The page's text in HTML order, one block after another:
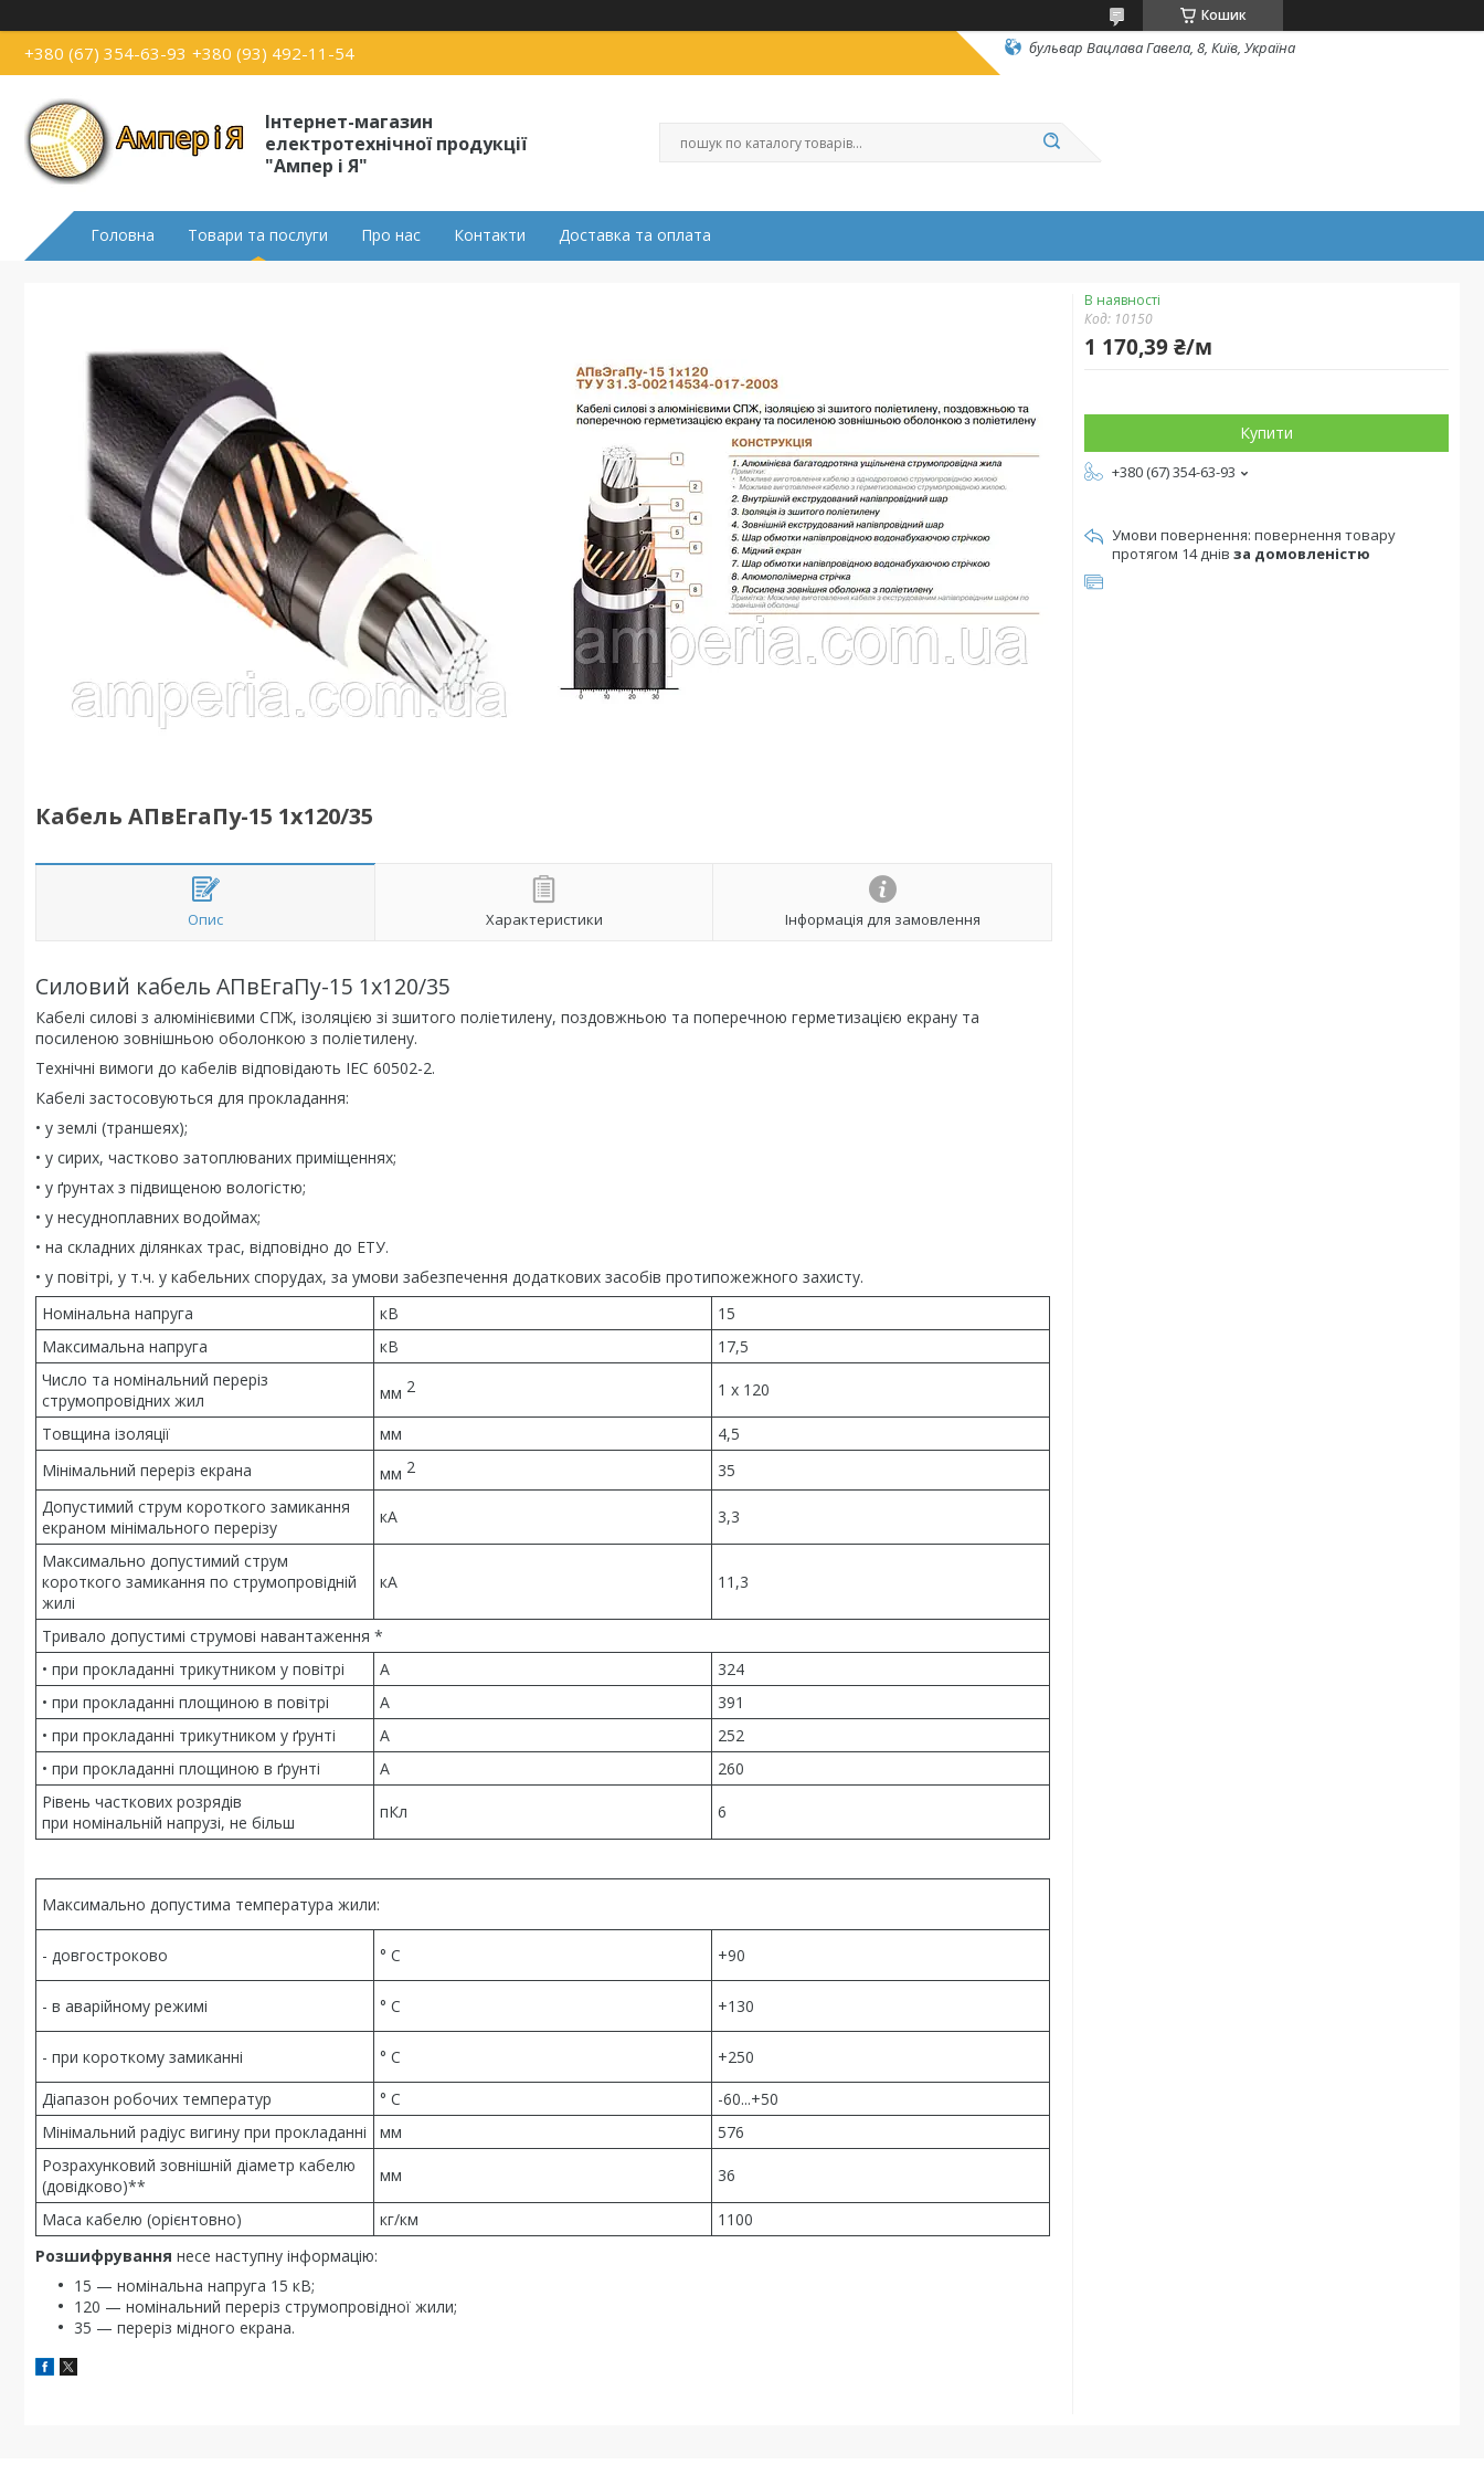
Кошик
+380 (67) 354-63-93 +380 (93) 492-11-54 бульвар Вацлава Гавела, 8, Київ, Україна
Інтернет-магазин
електротехнічної продукції
"Ампер і Я"
Головна Товари та послуги Про нас Контакти Доставка та оплата
Кабель АПвЕгаПу-15 1х120/35
Опис Характеристики Інформація для замовлення
Силовий кабель АПвЕгаПу-15 1х120/35
Кабелі силові з алюмінієвими СПЖ, ізоляцією зі зшитого поліетилену, поздовжньою та поперечною герметизацією екрану та
посиленою зовнішньою оболонкою з поліетилену.
Технічні вимоги до кабелів відповідають IEC 60502-2.
Кабелі застосовуються для прокладання:
• у землі (траншеях);
• у сирих, частково затоплюваних приміщеннях;
• у ґрунтах з підвищеною вологістю;
• у несудноплавних водоймах;
• на складних ділянках трас, відповідно до ЕТУ.
• у повітрі, у т.ч. у кабельних спорудах, за умови забезпечення додаткових засобів протипожежного захисту.
Номінальна напруга
кВ
15
Максимальна напруга
кВ
17,5
Число та номінальний переріз
струмопровідних жил
мм 2 1 x 120
Товщина ізоляції мм
4,5
Мінімальний переріз екрана
мм 2
35
Допустимий струм короткого замикання
екраном мінімального перерізу
кА 3,3
Максимально допустимий струм
короткого замикання по струмопровідній
жилі
кА 11,3
Тривало допустимі струмові навантаження *
• при прокладанні трикутником у повітрі
А
324
• при прокладанні площиною в повітрі
А
391
• при прокладанні трикутником у ґрунті
А
252
• при прокладанні площиною в ґрунті
А
260
Рівень часткових розрядів
при номінальній напрузі, не більш
пКл 6
Максимально допустима температура жили:
- довгостроково ° С +90
- в аварійному режимі ° С +130
- при короткому замиканні ° С
+250
Діапазон робочих температур
° С
-60...+50
Мінімальний радіус вигину при прокладанні
мм
576
Розрахунковий зовнішній діаметр кабелю
(довідково)**
мм 36
Маса кабелю (орієнтовно) кг/км
1100
Розшифрування несе наступну інформацію:
15 — номінальна напруга 15 кВ;
120 — номінальний переріз струмопровідної жили;
35 — переріз мідного екрана.
В наявності
Код: 10150
1 170,39 ₴/м
Купити
+380 (67) 354-63-93
повернення товару
протягом 14 днів за домовленістю